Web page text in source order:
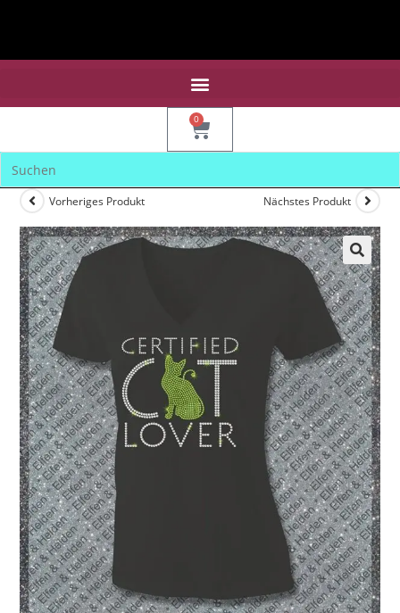
0
Vorheriges Produkt Nächstes Produkt